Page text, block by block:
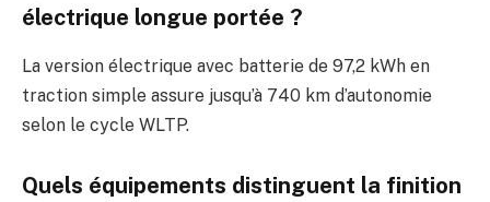
électrique longue portée ?
La version électrique avec batterie de 97,2 kWh en
traction simple assure jusqu’à 740 km d’autonomie
selon le cycle WLTP.
Quels équipements distinguent la finition